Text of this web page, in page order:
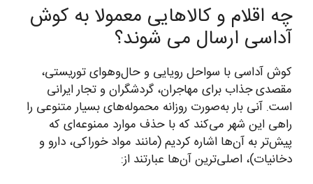
چه اقلام و کالاهایی معمولا به کوش
آداسی ارسال می شوند؟
کوش آداسی با سواحل رویایی و حال‌وهوای توریستی،
مقصدی جذاب برای مهاجران، گردشگران و تجار ایرانی
است. آنی بار به‌صورت روزانه محموله‌های بسیار متنوعی را
راهی این شهر می‌کند که با حذف موارد ممنوعه‌ای که
پیش‌تر به آن‌ها اشاره کردیم (مانند مواد خوراکی، دارو و
دخانیات)، اصلی‌ترین آن‌ها عبارتند از: